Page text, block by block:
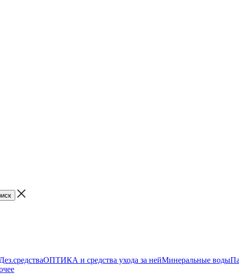
Дез.средстваОПТИКА и средства ухода за нейМинеральные воды